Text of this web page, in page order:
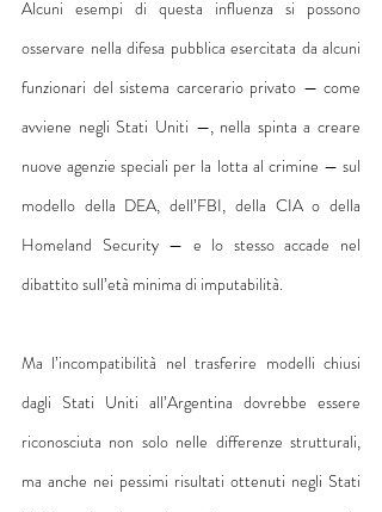
Alcuni esempi di questa influenza si possono
osservare nella difesa pubblica esercitata da alcuni
funzionari del sistema carcerario privato — come
avviene negli Stati Uniti —, nella spinta a creare
nuove agenzie speciali per la lotta al crimine — sul
modello della DEA, dell’FBI, della CIA o della
Homeland Security — e lo stesso accade nel
dibattito sull’età minima di imputabilità.
Ma l’incompatibilità nel trasferire modelli chiusi
dagli Stati Uniti all’Argentina dovrebbe essere
riconosciuta non solo nelle differenze strutturali,
ma anche nei pessimi risultati ottenuti negli Stati